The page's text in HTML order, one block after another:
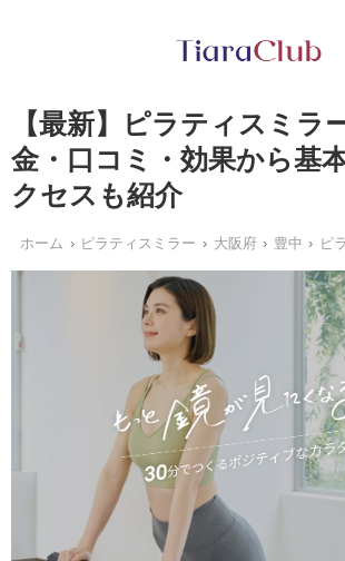
【最新】ピラティスミラ
金・口コミ・効果から基
クセスも紹介
ホーム ピラティスミラー 大阪府 豊中 ピ